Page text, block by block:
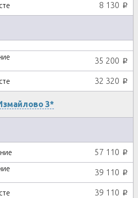
8 130 p
35 200 p
32 320 p
3*
57 110 p
39 110 p
39 110 p